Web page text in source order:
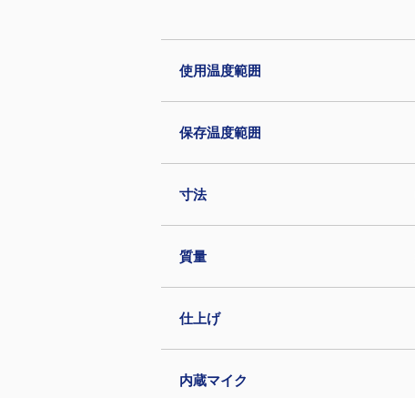
使用温度範囲
保存温度範囲
寸法
質量
仕上げ
内蔵マイク